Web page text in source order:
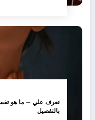
تعرف علي – ما هو
بالتفصيل